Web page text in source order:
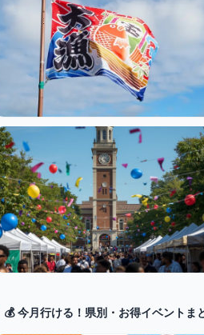
マグロ解体ショー
💰 今月行ける！県別・お得イベントま